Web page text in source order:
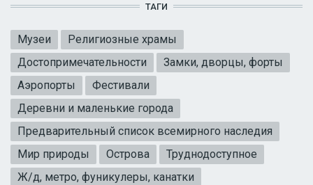
ТАГИ
Музеи
Религиозные храмы
Достопримечательности
Замки, дворцы, форты
Аэропорты
Фестивали
Деревни и маленькие города
Предварительный список всемирного наследия
Мир природы
Острова
Труднодоступное
Ж/д, метро, фуникулеры, канатки